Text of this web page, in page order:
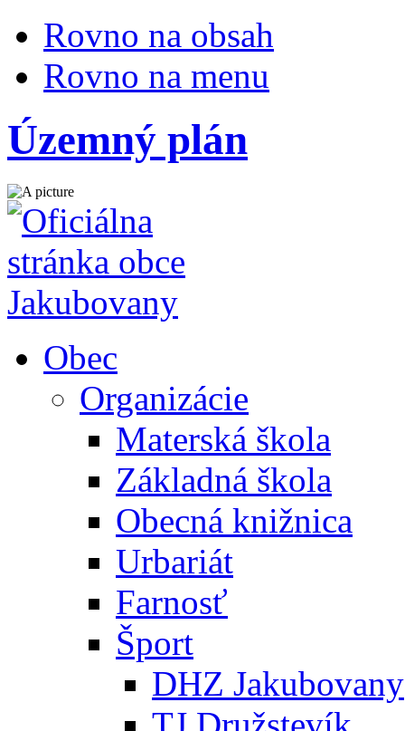
Rovno na obsah
Rovno na menu
Územný plán
Obec
Organizácie
Materská škola
Základná škola
Obecná knižnica
Urbariát
Farnosť
Šport
DHZ Jakubovany